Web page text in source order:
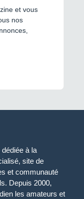
et vous
nos
à la
site de
et communauté
Depuis 2000,
les amateurs et